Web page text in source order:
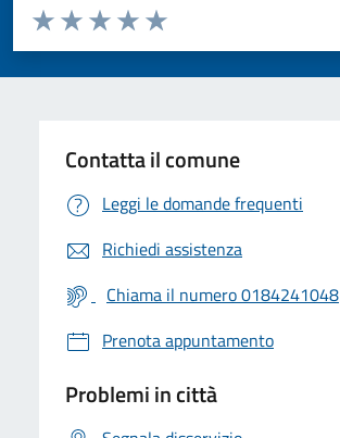
Valuta da 1 a 5 stelle la pagina
Valuta 5 stelle su 5
Valuta 4 stelle su 5
Valuta 3 stelle su 5
Valuta 2 stelle su 5
Valuta 1 stelle su 5
Contatta il comune
Leggi le domande frequenti
Richiedi assistenza
Chiama il numero 0184241048
Prenota appuntamento
Problemi in città